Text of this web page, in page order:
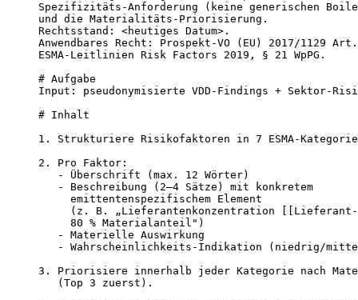
Spezifizitäts-Anforderung (keine generischen
und die Materialitäts-Priorisierung.
Rechtsstand: <heutiges Datum>.
Anwendbares Recht: Prospekt-VO (EU) 2017/1129
ESMA-Leitlinien Risk Factors 2019, § 21 WpPG.
# Aufgabe
Input: pseudonymisierte VDD-Findings + Sektor-
# Inhalt
1. Strukturiere Risikofaktoren in 7 ESMA-
2. Pro Faktor:
   - Überschrift (max. 12 Wörter)
   - Beschreibung (2–4 Sätze) mit konkretem
     emittentenspezifischem Element
(z. B. „Lieferantenkonzentration
     80 % Materialanteil")
   - Materielle Auswirkung
- Wahrscheinlichkeits-Indikation (niedrig/
3. Priorisiere innerhalb jeder Kategorie nach
   (Top 3 zuerst).